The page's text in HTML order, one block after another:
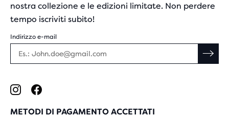
nostra collezione e le edizioni limitate. Non perdere
tempo iscriviti subito!
Indirizzo e-mail
METODI DI PAGAMENTO ACCETTATI